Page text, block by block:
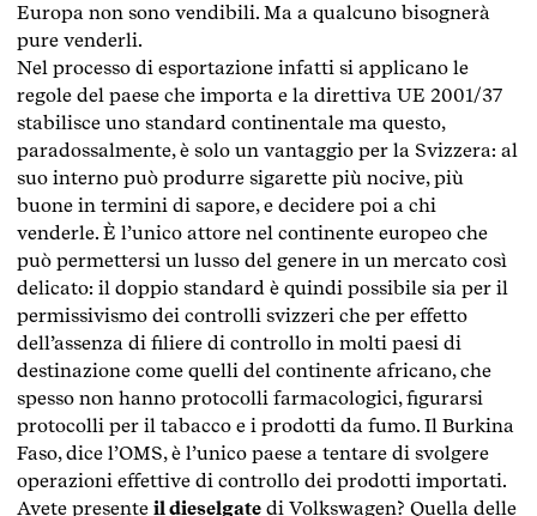
Europa non sono vendibili. Ma a qualcuno bisognerà
pure venderli.
Nel processo di esportazione infatti si applicano le
regole del paese che importa e la direttiva UE 2001/37
stabilisce uno standard continentale ma questo,
paradossalmente, è solo un vantaggio per la Svizzera: al
suo interno può produrre sigarette più nocive, più
buone in termini di sapore, e decidere poi a chi
venderle. È l’unico attore nel continente europeo che
può permettersi un lusso del genere in un mercato così
delicato: il doppio standard è quindi possibile sia per il
permissivismo dei controlli svizzeri che per effetto
dell’assenza di filiere di controllo in molti paesi di
destinazione come quelli del continente africano, che
spesso non hanno protocolli farmacologici, figurarsi
protocolli per il tabacco e i prodotti da fumo. Il Burkina
Faso, dice l’OMS, è l’unico paese a tentare di svolgere
operazioni effettive di controllo dei prodotti importati.
Avete presente il dieselgate di Volkswagen? Quella delle